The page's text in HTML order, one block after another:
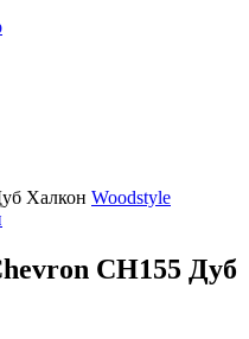
Халкон Woodstyle
CH155 Дуб